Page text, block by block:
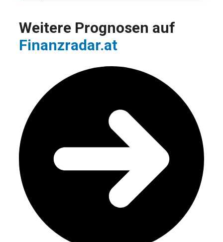
Weitere Prognosen auf
Finanzradar.at